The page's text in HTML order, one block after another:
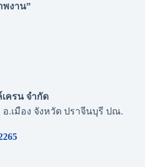
พงาน”
ครน จำกัด
อ.เมือง จังหวัด ปราจีนบุรี ปณ.